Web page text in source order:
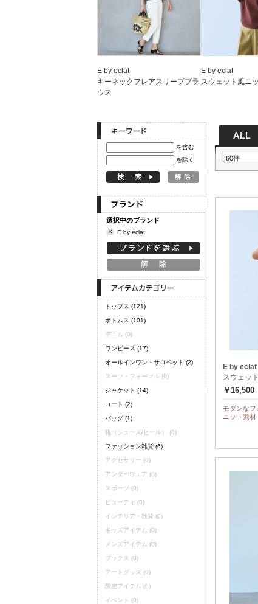
E by eclat
キーネックフレアスリーブブラ
ウス
E by eclat
スウェット風ニ
を含む
を除く
選択中のブランド
× E by eclat
トップス (121)
ボトムス (101)
デニム (0)
ワンピース (17)
オールインワン・サロペット (2)
スーツ・フォーマル (0)
ジャケット (14)
コート (2)
バッグ (1)
靴（シューズ/ヒール） (0)
ファッション雑貨 (6)
アクセサリー (0)
アンダーウエア (0)
スポーツ (0)
ビューティ (0)
インテリア・雑貨 (0)
キッズアイテム (0)
メンズアイテム (0)
ブックス (0)
アートグッズ (0)
限定アイテム (0)
イベント (0)
E by eclat
スウェッ
￥16,500
モダンな
ニット素材